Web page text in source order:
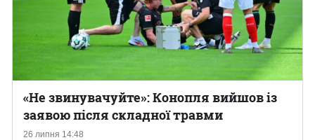
26 липня 14:48
«Не звинувачуйте»: Конопля вийшов із
заявою після складної травми